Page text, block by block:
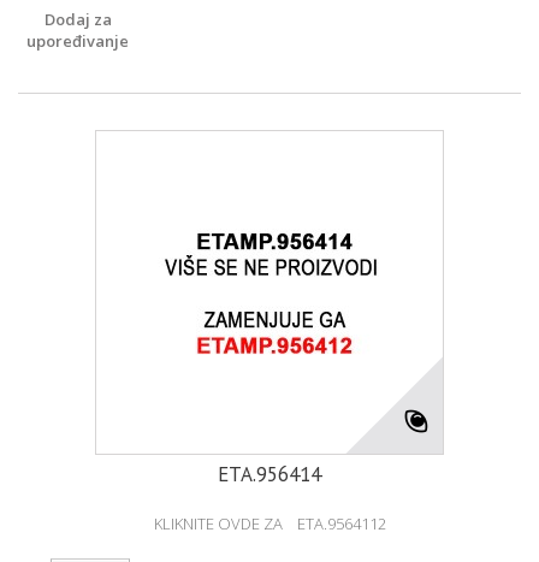
Dodaj za
upoređivanje
ETA.956414
KLIKNITE OVDE ZA ETA.9564112